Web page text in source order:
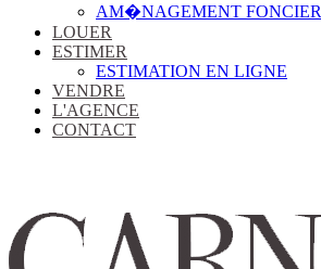
AM�NAGEMENT FONCIER
LOUER
ESTIMER
ESTIMATION EN LIGNE
VENDRE
L'AGENCE
CONTACT